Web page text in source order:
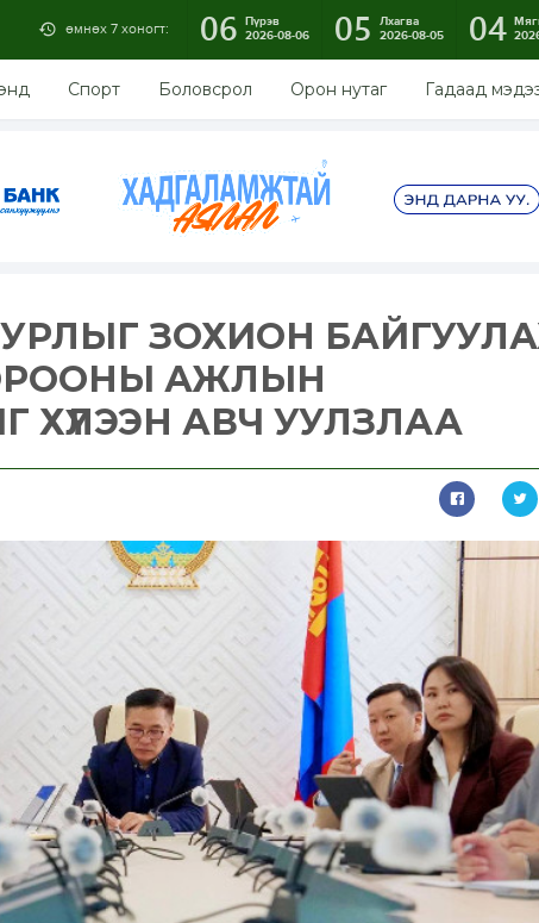
өмнөх 7 хоногт: 06 Пүрэв
2026-08-06
05
Лхагва
2026-08-05
04
Спорт Боловсрол Орон нутаг Гадаад
ЗОХИОН
АЖЛЫН
ХҮЛЭЭН АВЧ УУЛЗЛАА